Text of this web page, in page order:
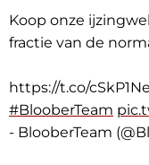
Koop onze
fractie van de
https://t.co/
#BlooberTeam
- BlooberTeam